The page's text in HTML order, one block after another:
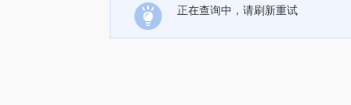
正在查询中，请刷新重试